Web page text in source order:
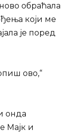
обраћала
који ме
је поред
ово,“
онда
Мајк и